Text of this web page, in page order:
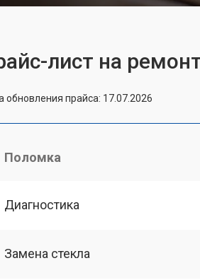
лист на
обновления прайса: 17.07.2026
Поломка
Диагностика
Замена стекла